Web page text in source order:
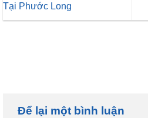
Tại Phước Long
Để lại một bình luận